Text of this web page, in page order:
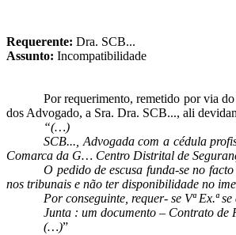
Requerente: Dra. SCB...
Assunto: Incompatibilidade
Por requerimento, remetido por via
dos Advogado, a Sra. Dra. SCB..., ali
“(…)
SCB..., Advogada com a cédula
Comarca da G… Centro Distrital de
O pedido de escusa funda-se no
nos tribunais e não ter disponibilidade no
Por conseguinte, requer- se Vª Ex.ª
Junta : um documento – Contrato de
(…)”